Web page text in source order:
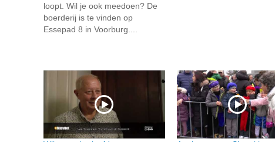
loopt. Wil je ook meedoen? De
boerderij is te vinden op
Essepad 8 in Voorburg....